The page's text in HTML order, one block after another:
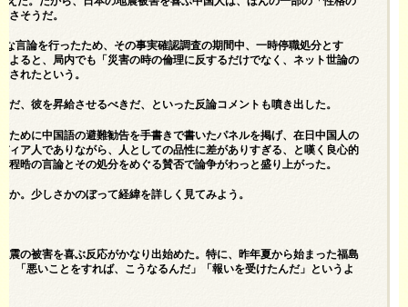
さそうだ。
言論を行ったため、その事実確認調査の期間中、一時停職処分とす
よると、局内でも「災害の時の倫理に反するだけでなく、ネット世論の
されたという。
、彼を昇給させるべきだ、といった反論コメントも噴き出した。
ために中国語の避難勧告を手書きで書いたパネルを掲げ、在日中国人の
ィア人でありながら、人としての品性に差がありすぎる、と嘆く良心的
晧の言論とその処分をめぐる賛否で論争がわっと盛り上がった。
。少しさかのぼって経緯を詳しく見てみよう。
震の被害を喜ぶ反応がかなり出始めた。特に、昨年夏から始まった福島
「悪いことをすれば、こうなるんだ」「報いを受けたんだ」というよ